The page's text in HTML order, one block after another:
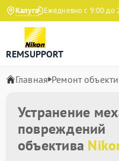
КалугаЕжедневно с 9:00 до
REMSUPPORT
Главная Ремонт
Устранение
повреждений
объектива